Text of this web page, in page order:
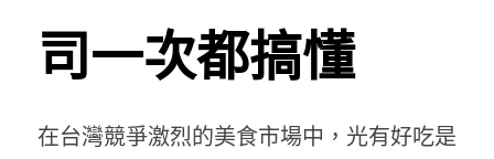
我是團主找商品☎️
司一次都搞懂
在台灣競爭激烈的美食市場中，光有好吃是